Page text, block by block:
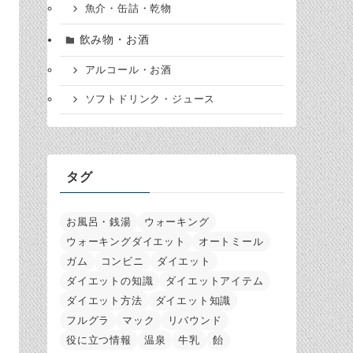
魚介・缶詰・乾物
飲み物・お酒
アルコール・お酒
ソフトドリンク・ジュース
タグ
お風呂・銭湯
ウォーキング
ウォーキングダイエット
オートミール
ガム
コンビニ
ダイエット
ダイエットの知識
ダイエットアイテム
ダイエット方法
ダイエット知識
フルグラ
マック
リバウンド
役に立つ情報
温泉 牛乳 飴